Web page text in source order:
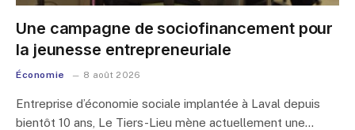
Une campagne de sociofinancement pour
la jeunesse entrepreneuriale
Économie 8 août 2026
Entreprise d’économie sociale implantée à Laval depuis
bientôt 10 ans, Le Tiers-Lieu mène actuellement une…